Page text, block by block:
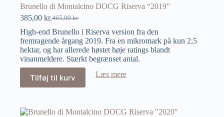
Brunello di Montalcino DOCG Riserva “2019”
465,00kr.
385,00 kr.
High-end Brunello i Riserva version fra den
fremragende årgang 2019. Fra en mikromark på kun 2,5
hektar, og har allerede høstet høje ratings blandt
vinanmeldere. Stærkt begrænset antal.
Tilføj til kurv Læs mere